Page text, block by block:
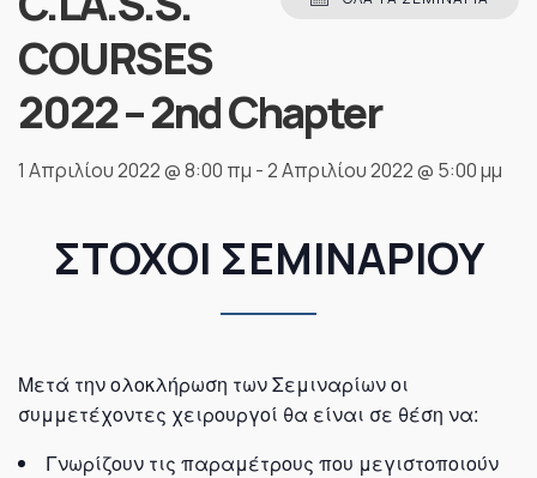
COURSES
2022 – 2nd Chapter
1 Απριλίου 2022 @ 8:00 πμ -2 Απριλίου 2022 @ 5:00 μμ
ΣΤΟΧΟΙ ΣΕΜΙΝΑΡΙΟΥ
Μετά την ολοκλήρωση των Σεμιναρίων οι
συμμετέχοντες χειρουργοί θα είναι σε θέση να:
Γνωρίζουν τις παραμέτρους που μεγιστοποιούν